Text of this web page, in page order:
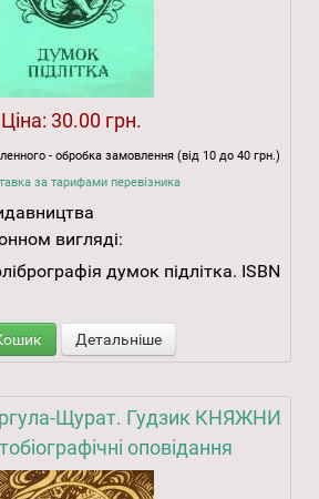
Ціна: 30.00 грн.
- обробка замовлення (від 10 до 40 грн.)
за тарифами перевізника
вигляді:
думок підлітка. ISBN
Детальніше
Щурат. Гудзик КНЯЖНИ
оповідання